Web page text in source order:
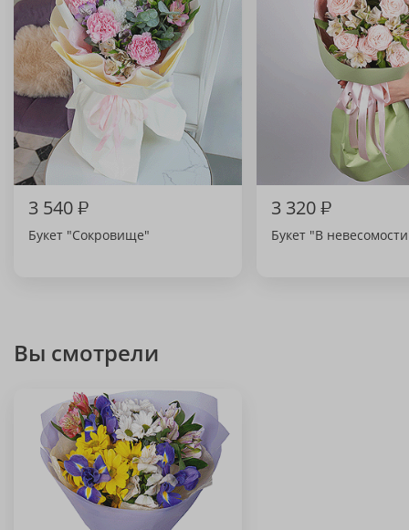
3 540₽
Букет "Сокровище"
3 320₽
Букет "В
Вы смотрели